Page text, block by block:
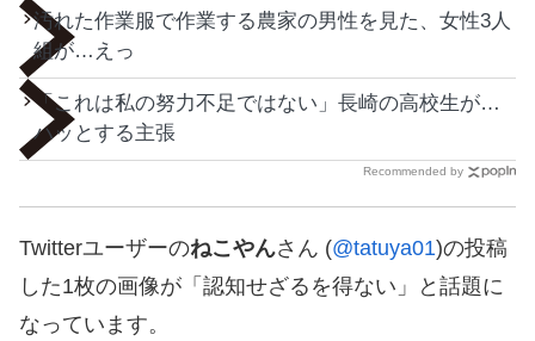
汚れた作業服で作業する農家の男性を見た、女性3人
組が…えっ
「これは私の努力不足ではない」長崎の高校生が…
ハッとする主張
Recommended by
Twitterユーザーのねこやんさん (@tatuya01)の投稿
した1枚の画像が「認知せざるを得ない」と話題に
なっています。